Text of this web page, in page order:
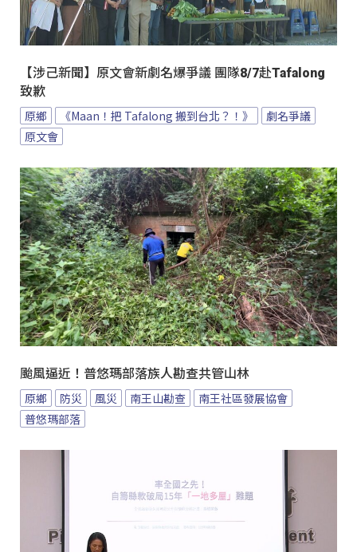
【涉己新聞】原文會新劇名爆爭議 團隊8/7赴Tafalong
致歉
原鄉 《Maan！把 Tafalong 搬到台北？！》
劇名爭議
原文會
颱風逼近！普悠瑪部落族人勘查共管山林
原鄉 防災 風災 南王山勘查
南王社區發展協會
普悠瑪部落